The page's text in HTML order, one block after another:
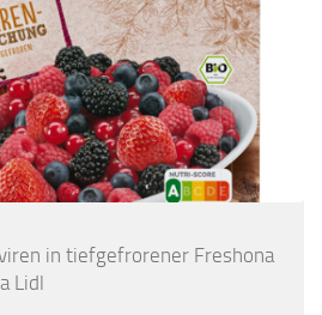
in tiefgefrorener Freshona
Lidl